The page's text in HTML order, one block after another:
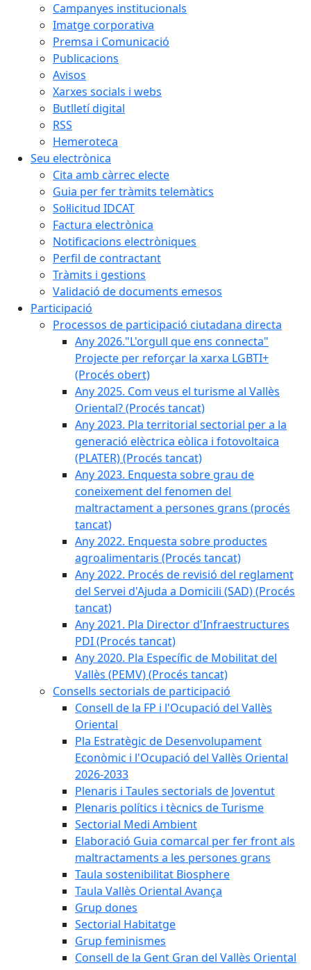
Campanyes institucionals
Imatge corporativa
Premsa i Comunicació
Publicacions
Avisos
Xarxes socials i webs
Butlletí digital
RSS
Hemeroteca
Seu electrònica
Cita amb càrrec electe
Guia per fer tràmits telemàtics
Sol·licitud IDCAT
Factura electrònica
Notificacions electròniques
Perfil de contractant
Tràmits i gestions
Validació de documents emesos
Participació
Processos de participació ciutadana directa
Any 2026."L'orgull que ens connecta"
Projecte per reforçar la xarxa LGBTI+
(Procés obert)
Any 2025. Com veus el turisme al Vallès
Oriental? (Procés tancat)
Any 2023. Pla territorial sectorial per a la
generació elèctrica eòlica i fotovoltaica
(PLATER) (Procés tancat)
Any 2023. Enquesta sobre grau de
coneixement del fenomen del
maltractament a persones grans (procés
tancat)
Any 2022. Enquesta sobre productes
agroalimentaris (Procés tancat)
Any 2022. Procés de revisió del reglament
del Servei d'Ajuda a Domicili (SAD) (Procés
tancat)
Any 2021. Pla Director d'Infraestructures
PDI (Procés tancat)
Any 2020. Pla Específic de Mobilitat del
Vallès (PEMV) (Procés tancat)
Consells sectorials de participació
Consell de la FP i l'Ocupació del Vallès
Oriental
Pla Estratègic de Desenvolupament
Econòmic i l'Ocupació del Vallès Oriental
2026-2033
Plenaris i Taules sectorials de Joventut
Plenaris polítics i tècnics de Turisme
Sectorial Medi Ambient
Elaboració Guia comarcal per fer front als
maltractaments a les persones grans
Taula sostenibilitat Biosphere
Taula Vallès Oriental Avança
Grup dones
Sectorial Habitatge
Grup feminismes
Consell de la Gent Gran del Vallès Oriental